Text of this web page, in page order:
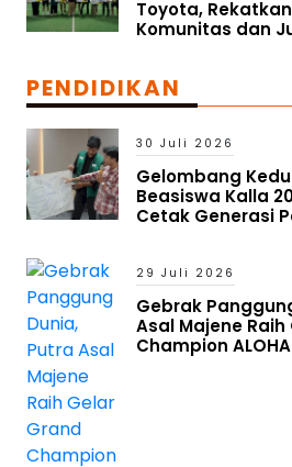
Toyota,
Komunitas dan
PENDIDIKAN
30 Juli 2026
Gelombang
Beasiswa Kalla
Cetak Generasi
29 Juli 2026
Gebrak
Asal Majene
Champion